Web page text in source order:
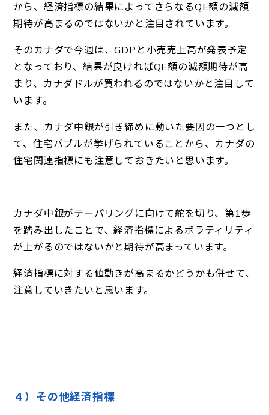
から、経済指標の結果によってさらなるQE額の減額
期待が高まるのではないかと注目されています。
そのカナダで今週は、GDPと小売売上高が発表予定
となっており、結果が良ければQE額の減額期待が高
まり、カナダドルが買われるのではないかと注目して
います。
また、カナダ中銀が引き締めに動いた要因の一つとし
て、住宅バブルが挙げられていることから、カナダの
住宅関連指標にも注意しておきたいと思います。
カナダ中銀がテーパリングに向けて舵を切り、第1歩
を踏み出したことで、経済指標によるボラティリティ
が上がるのではないかと期待が高まっています。
経済指標に対する値動きが高まるかどうかも併せて、
注意していきたいと思います。
４）その他経済指標